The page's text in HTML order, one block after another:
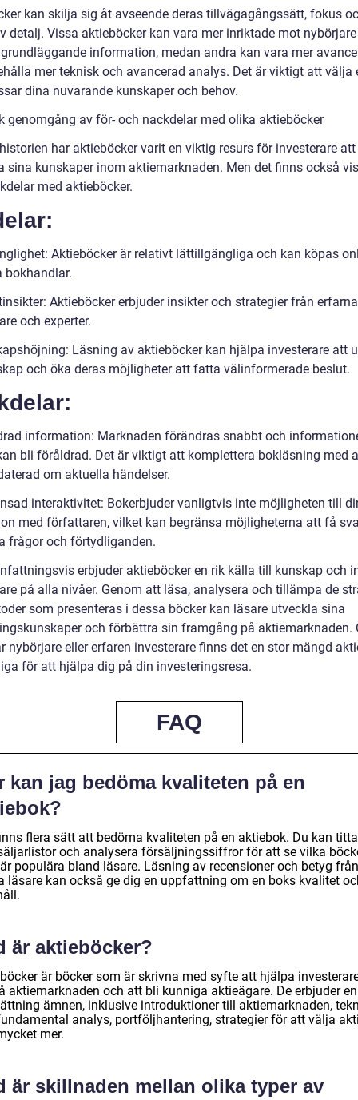
kan skilja sig åt avseende deras tillvägagångssätt, fokus
detalj. Vissa aktieböcker kan vara mer inriktade mot
information, medan andra kan vara mer
mer teknisk och avancerad analys. Det är viktigt att välja
dina nuvarande kunskaper och behov.
genomgång av för- och nackdelar med olika aktieböcker
har aktieböcker varit en viktig resurs för investerare att
sina kunskaper inom aktiemarknaden. Men det finns också
med aktieböcker.
Aktieböcker är relativt lättillgängliga och kan köpas
bokhandlar.
Aktieböcker erbjuder insikter och strategier från erfarna
och experter.
Läsning av aktieböcker kan hjälpa investerare att
och öka deras möjligheter att fatta välinformerade beslut.
information: Marknaden förändras snabbt och
bli föråldrad. Det är viktigt att komplettera bokläsning med
om aktuella händelser.
interaktivitet: Bokerbjuder vanligtvis inte möjligheten till
med författaren, vilket kan begränsa möjligheterna att få
frågor och förtydliganden.
erbjuder aktieböcker en rik källa till kunskap och
på alla nivåer. Genom att läsa, analysera och tillämpa de
som presenteras i dessa böcker kan läsare utveckla sina
och förbättra sin framgång på aktiemarknaden.
nybörjare eller erfaren investerare finns det en stor mängd
för att hjälpa dig på din investeringsresa.
FAQ
kan jag bedöma kvaliteten på en
flera sätt att bedöma kvaliteten på en aktiebok. Du kan
och analysera försäljningssiffror för att se vilka
populära bland läsare. Läsning av recensioner och betyg från
läsare kan också ge dig en uppfattning om en boks kvalitet
är aktieböcker?
är böcker som är skrivna med syfte att hjälpa
aktiemarknaden och att bli kunniga aktieägare. De erbjuder
ämnen, inklusive introduktioner till aktiemarknaden,
analys, portföljhantering, strategier för att välja
mer.
är skillnaden mellan olika typer av